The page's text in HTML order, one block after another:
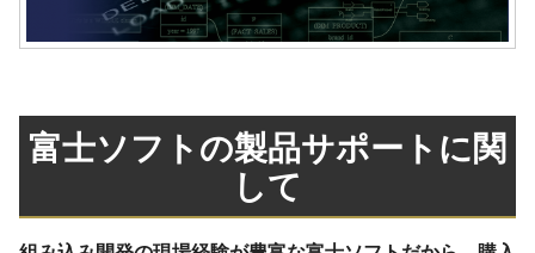
富士ソフトの製品サポートに関
して